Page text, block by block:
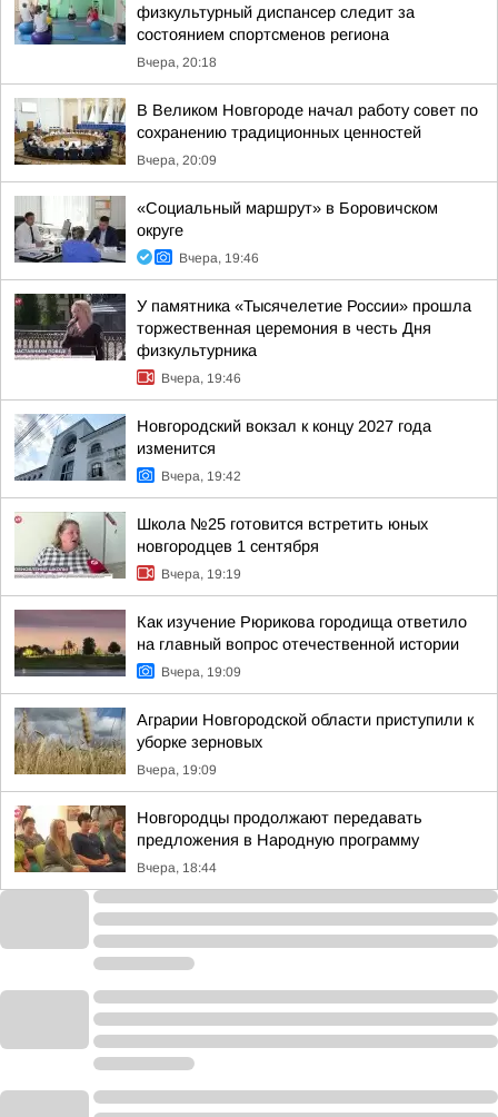
физкультурный диспансер следит за
состоянием спортсменов региона
Вчера, 20:18
В Великом Новгороде начал работу совет по
сохранению традиционных ценностей
Вчера, 20:09
«Социальный маршрут» в Боровичском
округе
Вчера, 19:46
У памятника «Тысячелетие России» прошла
торжественная церемония в честь Дня
физкультурника
Вчера, 19:46
Новгородский вокзал к концу 2027 года
изменится
Вчера, 19:42
Школа №25 готовится встретить юных
новгородцев 1 сентября
Вчера, 19:19
Как изучение Рюрикова городища ответило
на главный вопрос отечественной истории
Вчера, 19:09
Аграрии Новгородской области приступили к
уборке зерновых
Вчера, 19:09
Новгородцы продолжают передавать
предложения в Народную программу
Вчера, 18:44